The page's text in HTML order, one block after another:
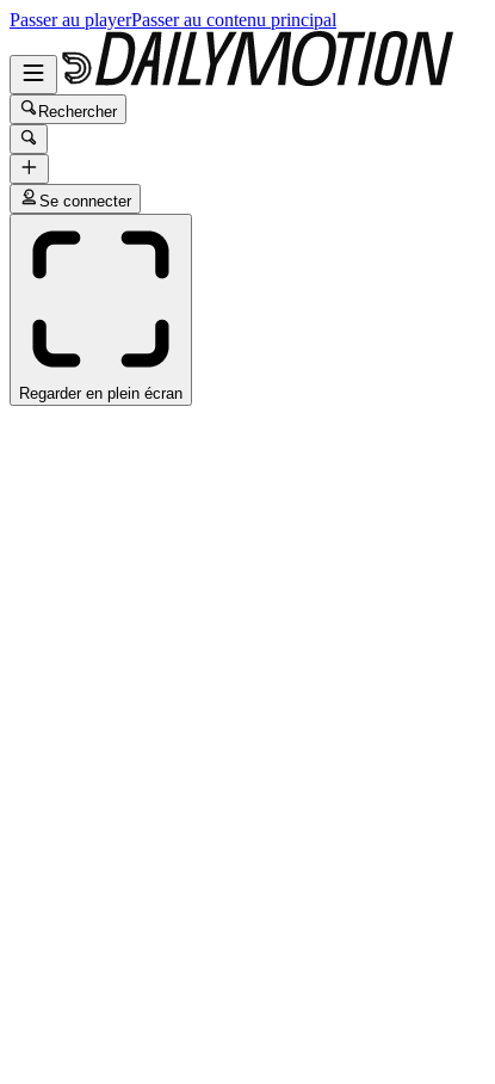
Passer au playerPasser au contenu principal
Rechercher
Se connecter
Regarder en plein écran